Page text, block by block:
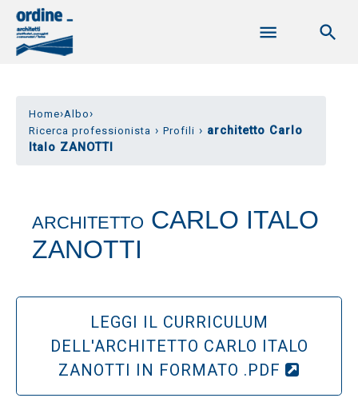
Home›Albo›
Ricerca professionista › Profili › architetto Carlo
Italo ZANOTTI
ARCHITETTO CARLO ITALO
ZANOTTI
LEGGI IL CURRICULUM
DELL'ARCHITETTO CARLO ITALO
ZANOTTI IN FORMATO .PDF